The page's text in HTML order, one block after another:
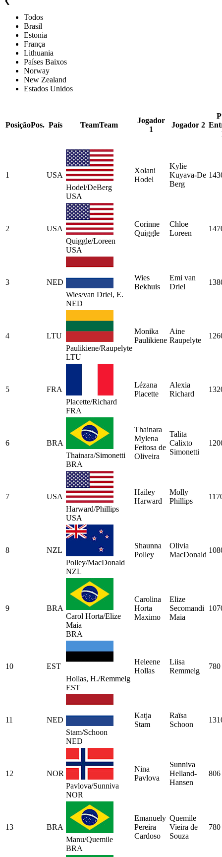
Todos
Brasil
Estonia
França
Lithuania
Países Baixos
Norway
New Zealand
Estados Unidos
PosiçãoPos. País TeamTeam
Jogador
1
Jogador 2
1
USA
Hodel/DeBerg
USA
Xolani
Hodel
Kylie
Kuyava-De
Berg
2
USA
Quiggle/Loreen
USA
Corinne
Quiggle
Chloe
Loreen
3
NED
Wies/van Driel, E.
NED
Wies
Bekhuis
Emi van
Driel
4
LTU
Paulikiene/Raupelyte
LTU
Monika
Paulikiene
Aine
Raupelyte
5
FRA
Placette/Richard
FRA
Lézana
Placette
Alexia
Richard
6
BRA
Thainara/Simonetti
BRA
Thainara
Mylena
Feitosa de
Oliveira
Talita
Calixto
Simonetti
7
USA
Harward/Phillips
USA
Hailey
Harward
Molly
Phillips
8
NZL
Polley/MacDonald
NZL
Shaunna
Polley
Olivia
MacDonald
9
BRA
Carol Horta/Elize
Maia
BRA
Carolina
Horta
Maximo
Elize
Secomandi
Maia
10
EST
Hollas, H./Remmelg
EST
Heleene
Hollas
Liisa
Remmelg
780
11
NED
Stam/Schoon
NED
Katja
Stam
Raïsa
Schoon
12
NOR
Pavlova/Sunniva
NOR
Nina
Pavlova
Sunniva
Helland-
Hansen
806
13
BRA
Manu/Quemile
BRA
Emanuely
Pereira
Cardoso
Quemile
Vieira de
Souza
780